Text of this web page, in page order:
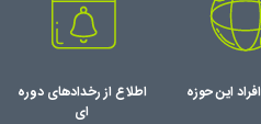
این حوزه
اطلاع از رخدادهای دوره
ای